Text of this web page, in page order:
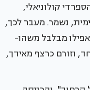
קולוניאלי,
נשמר. מעבר לכך,
מבלבל משהו-
וזורם כרצף מאידך,